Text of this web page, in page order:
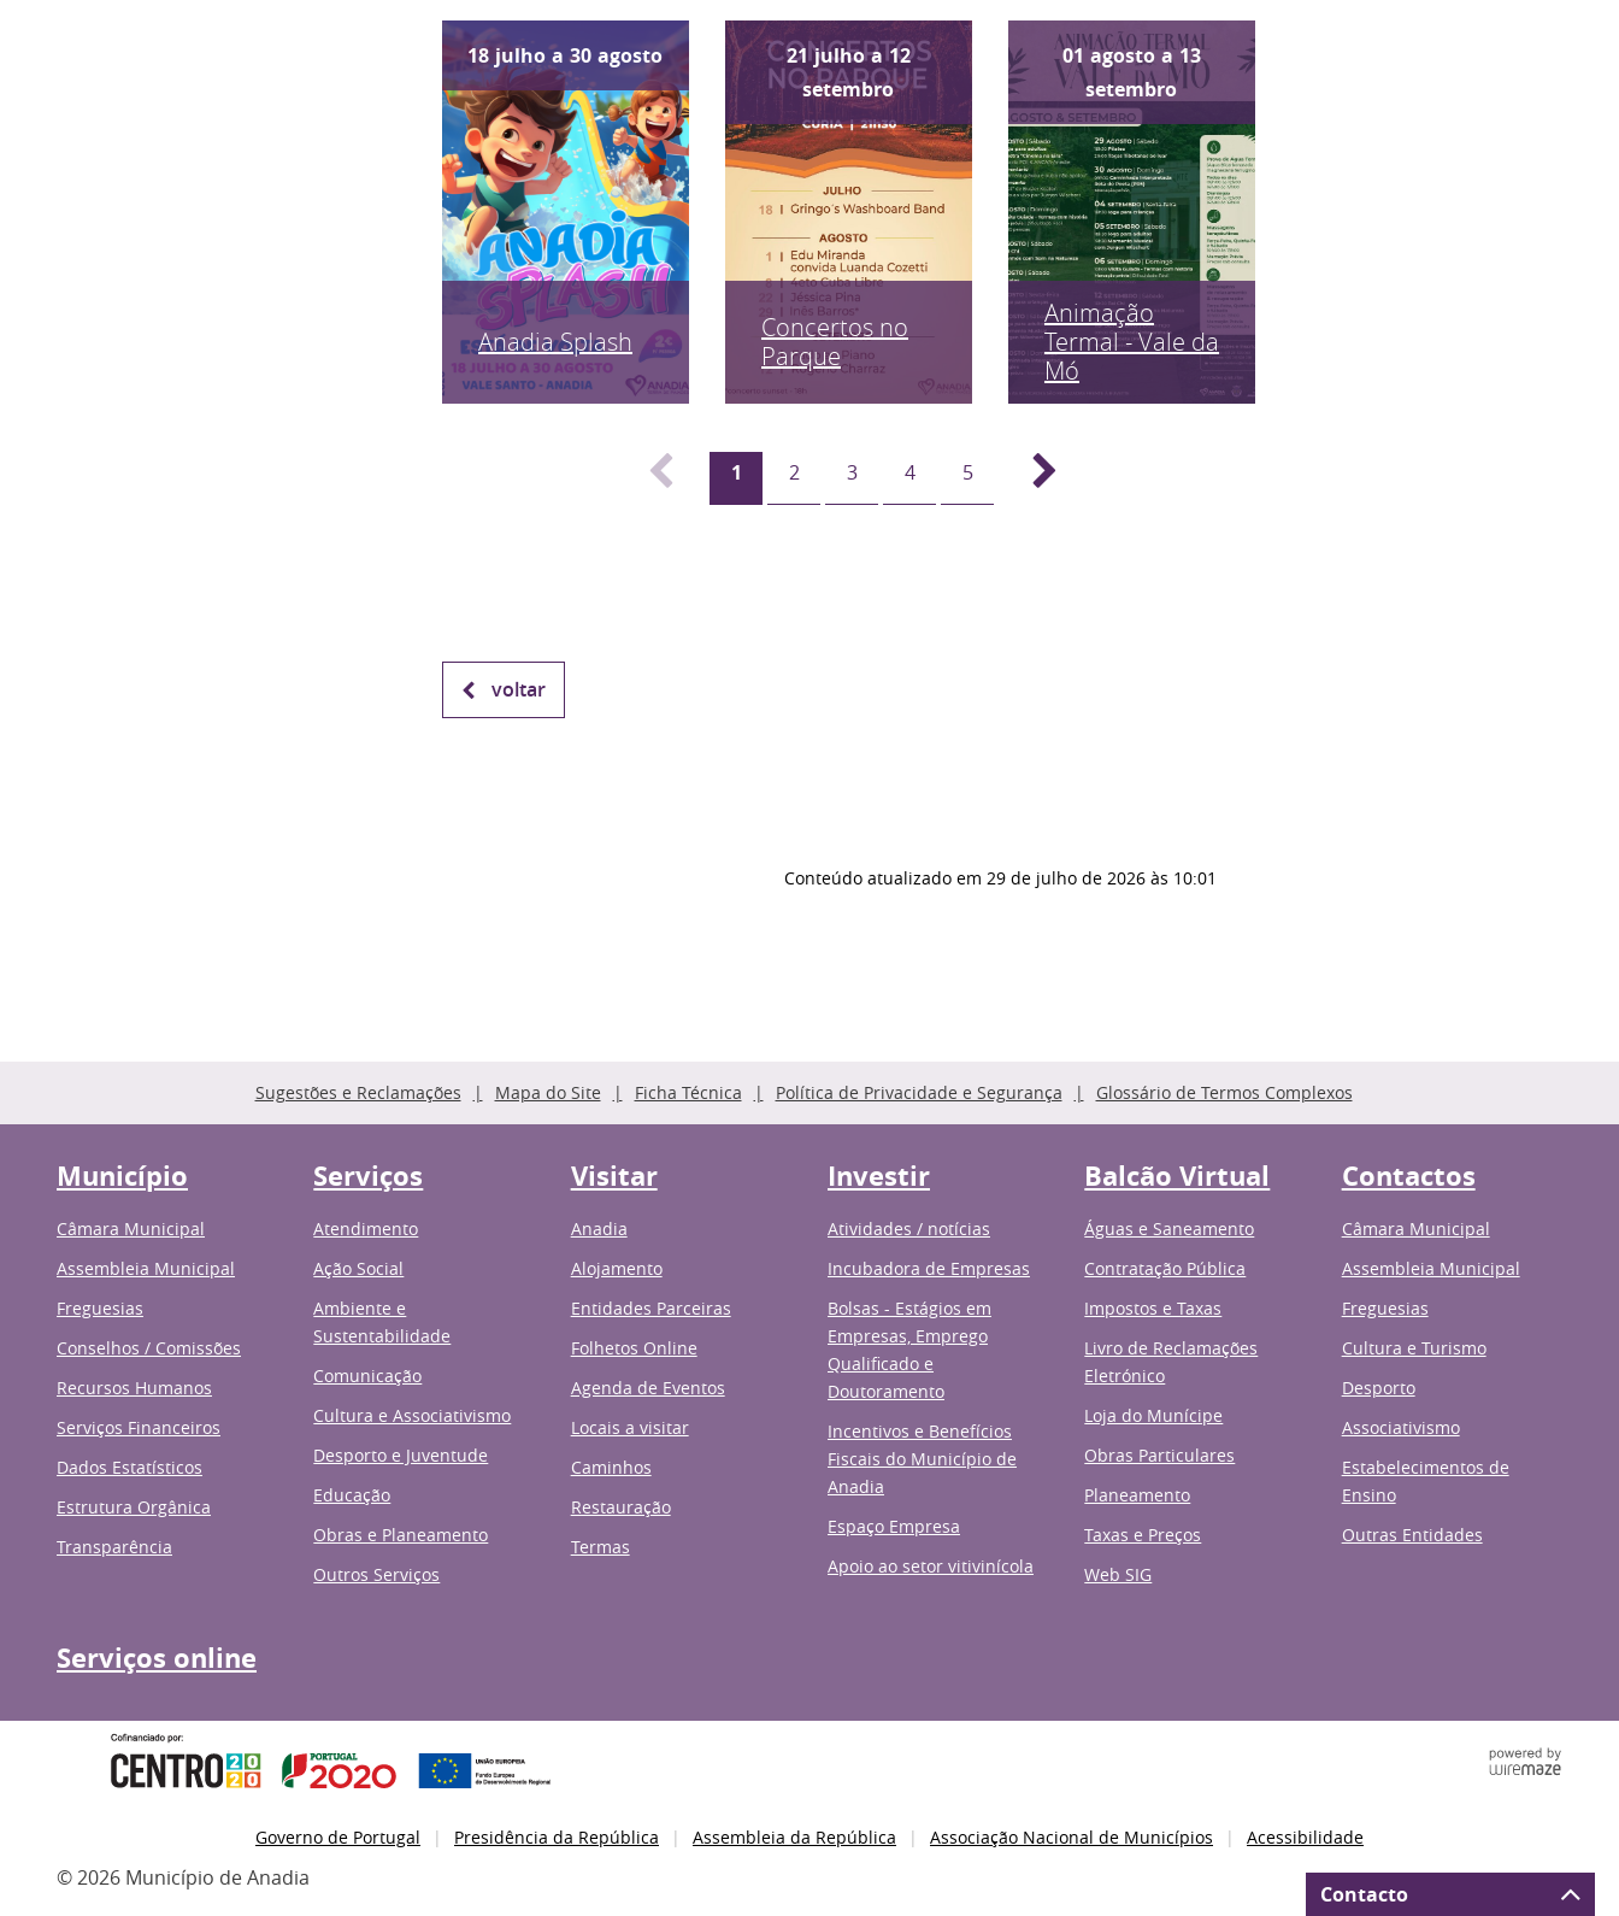
18 julho a 30 agosto
Anadia Splash
21 julho a 12
setembro
Concertos no
Parque
01 agosto a 13
setembro
Animação
Termal - Vale da
Mó
1 2 3 4 5
voltar
Conteúdo atualizado em 29 de julho de 2026 às 10:01
Sugestões e Reclamações Mapa do Site Ficha Técnica Política de Privacidade e Segurança Glossário de Termos Complexos
Município
Câmara Municipal
Assembleia Municipal
Freguesias
Conselhos / Comissões
Recursos Humanos
Serviços Financeiros
Dados Estatísticos
Estrutura Orgânica
Transparência
Serviços
Atendimento
Ação Social
Ambiente e
Sustentabilidade
Comunicação
Cultura e Associativismo
Desporto e Juventude
Educação
Obras e Planeamento
Outros Serviços
Visitar
Anadia
Alojamento
Entidades Parceiras
Folhetos Online
Agenda de Eventos
Locais a visitar
Caminhos
Restauração
Termas
Investir
Atividades / notícias
Incubadora de Empresas
Bolsas - Estágios em
Empresas, Emprego
Qualificado e
Doutoramento
Incentivos e Benefícios
Fiscais do Município de
Anadia
Espaço Empresa
Apoio ao setor vitivinícola
Balcão Virtual
Águas e Saneamento
Contratação Pública
Impostos e Taxas
Livro de Reclamações
Eletrónico
Loja do Munícipe
Obras Particulares
Planeamento
Taxas e Preços
Web SIG
Contactos
Câmara Municipal
Assembleia Municipal
Freguesias
Cultura e Turismo
Desporto
Associativismo
Estabelecimentos de
Ensino
Outras Entidades
Serviços online
Governo de Portugal Presidência da República Assembleia da República Associação Nacional de Municípios Acessibilidade
© 2026 Município de Anadia
Contacto